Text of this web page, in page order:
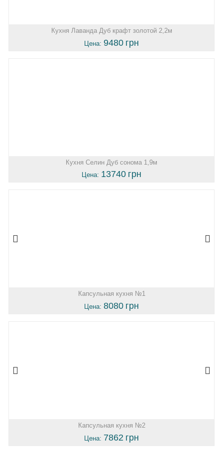
Кухня Лаванда Дуб крафт золотой 2,2м
Цена: 9480 грн
Кухня Селин Дуб сонома 1,9м
Цена: 13740 грн
Капсульная кухня №1
Цена: 8080 грн
Капсульная кухня №2
Цена: 7862 грн